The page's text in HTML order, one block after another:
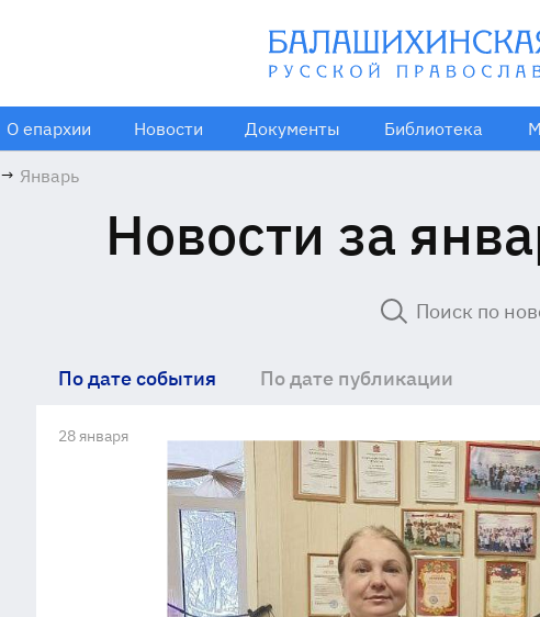
О епархии Новости Документы Библиотека
→ Январь
Новости за
По дате события По дате публикации
28 января